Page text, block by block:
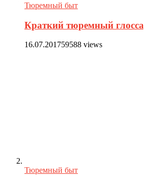
Тюремный быт
Краткий тюремный
16.07.201759588 views
Тюремный быт